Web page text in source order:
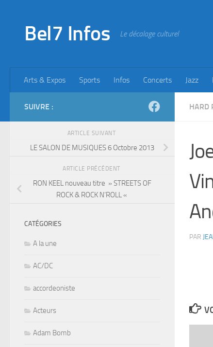
Bel7 Infos Le décalage culturel
Arts & Expos Sports Infos Concerts Jazz
HARD
PAR
SUIVRE :
ARTICLE SUIVANT
LE SALON DE MUSIQUES 6 Octobre 2013
ARTICLE PRÉCÉDENT
RON KEEL nouveau titre » STREETS OF
ROCK & ROCK N’ROLL «
CATÉGORIES
A la une
AC/DC
accordeoniste
Acteurs
Adam Bomb